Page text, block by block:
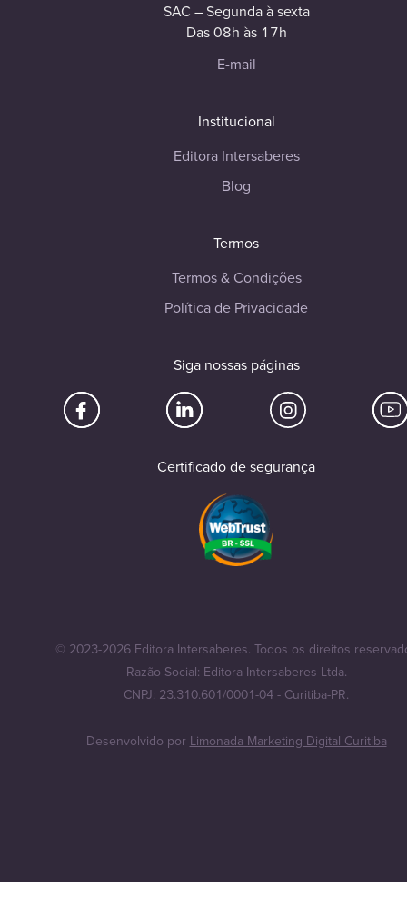
SAC – Segunda à sexta
Das 08h às 17h
E-mail
Institucional
Editora Intersaberes
Blog
Termos
Termos & Condições
Política de Privacidade
Siga nossas páginas
Certificado de segurança
© 2023-2026 Editora Intersaberes. Todos os direitos
Razão Social: Editora Intersaberes Ltda.
CNPJ: 23.310.601/0001-04 - Curitiba-PR.
Desenvolvido porLimonada Marketing Digital Curitiba